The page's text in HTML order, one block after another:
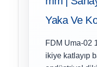
Yaka Ve
FDM Uma-02
ikiye katlayıp